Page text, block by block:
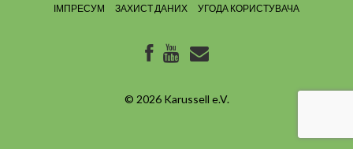
ІМПРЕСУМ ЗАХИСТ ДАНИХ УГОДА КОРИСТУВАЧА
© 2026 Karussell e.V.